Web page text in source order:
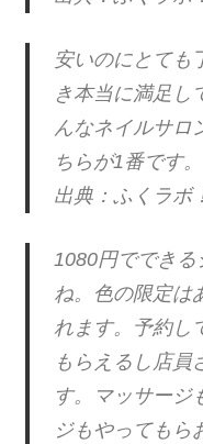
安いのにとても
き本当に満足し
んなネイルサロ
ちらが1番です。
出典：ふくラボ
1080円でできる
ね。色の限定は
れます。予約し
もらえるし店員
す。マッサージ
ジもやってもら